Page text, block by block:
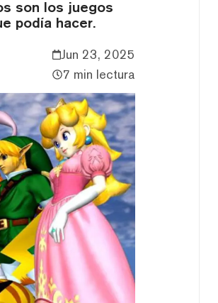
son los juegos
podía hacer.
Jun 23, 2025
7 min lectura